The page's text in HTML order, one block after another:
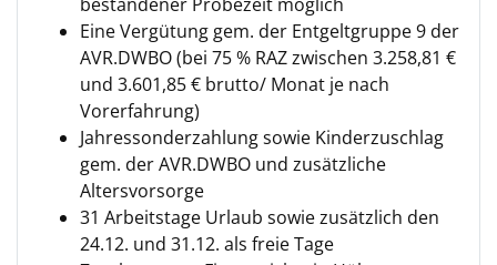
Eine Vergütung gem. der Entgeltgruppe 9 der
AVR.DWBO (bei 75 % RAZ zwischen 3.258,81 €
und 3.601,85 € brutto/ Monat je nach
Vorerfahrung)
Jahressonderzahlung sowie Kinderzuschlag
gem. der AVR.DWBO und zusätzliche
Altersvorsorge
31 Arbeitstage Urlaub sowie zusätzlich den
24.12. und 31.12. als freie Tage